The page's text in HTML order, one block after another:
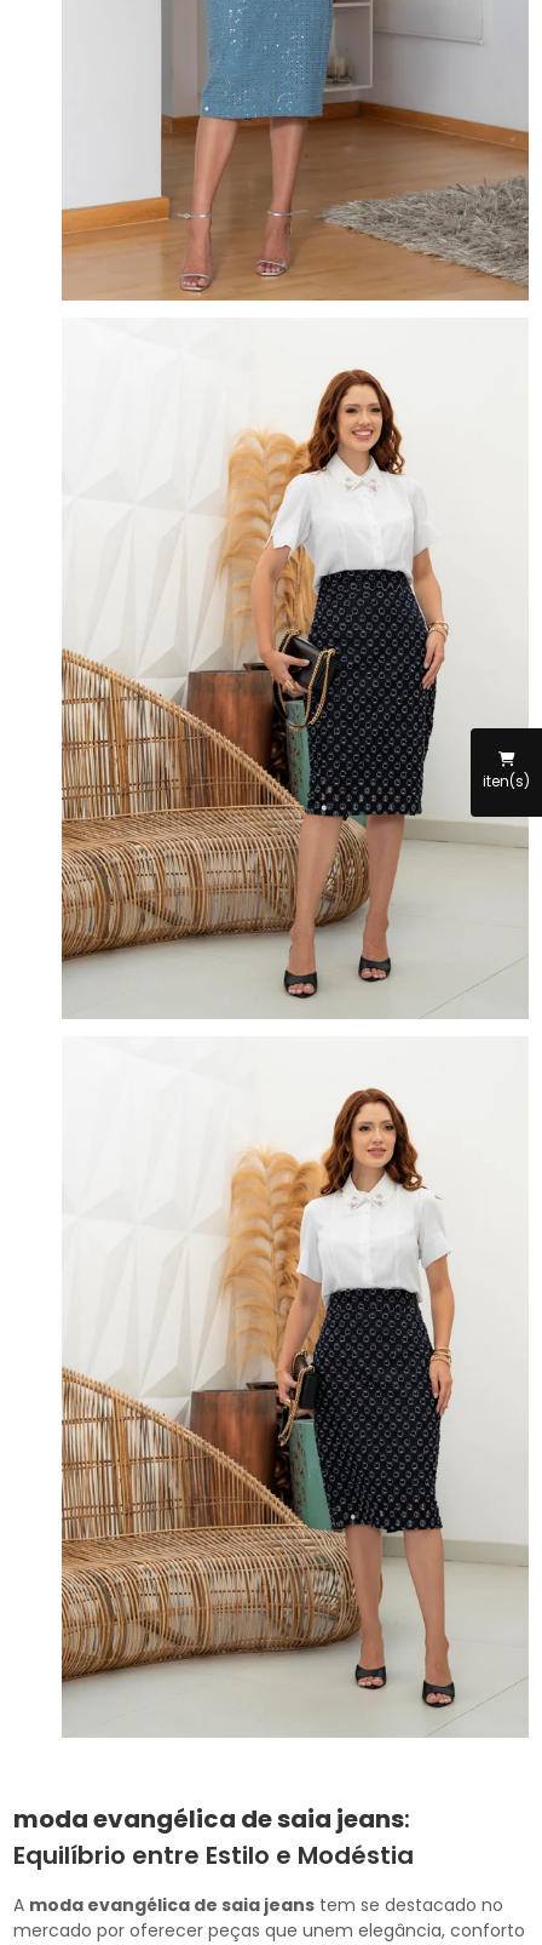
iten(s)
moda evangélica de saia jeans:
Equilíbrio entre Estilo e Modéstia
A moda evangélica de saia jeans tem se destacado no
mercado por oferecer peças que unem elegância, conforto